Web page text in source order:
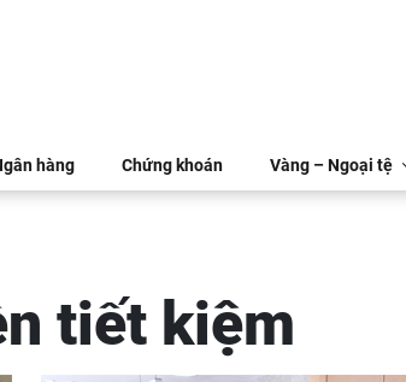
hàng Chứng khoán Vàng – Ngoại tệ
tiết kiệm